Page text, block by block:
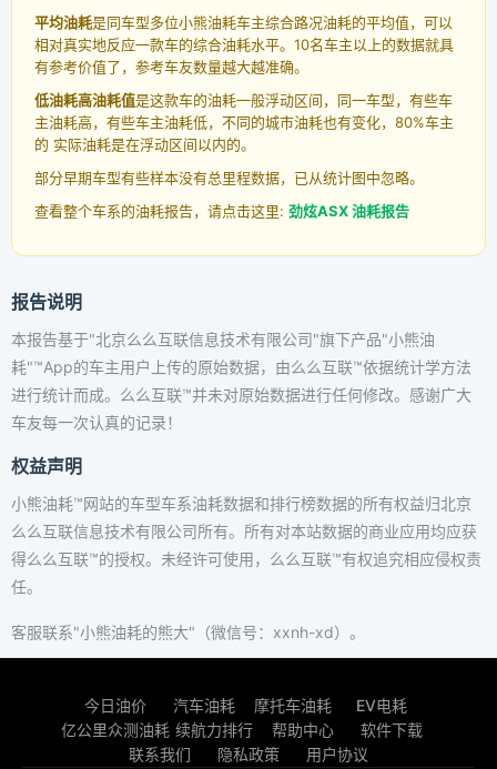
平均油耗是同车型多位小熊油耗车主综合路况油耗的平均值，可以
相对真实地反应一款车的综合油耗水平。10名车主以上的数据就具
有参考价值了，参考车友数量越大越准确。
低油耗高油耗值是这款车的油耗一般浮动区间，同一车型，有些车
主油耗高，有些车主油耗低，不同的城市油耗也有变化，80%车主
的 实际油耗是在浮动区间以内的。
部分早期车型有些样本没有总里程数据，已从统计图中忽略。
查看整个车系的油耗报告，请点击这里: 劲炫ASX 油耗报告
报告说明
本报告基于"北京么么互联信息技术有限公司"旗下产品"小熊油
耗"™App的车主用户上传的原始数据，由么么互联™依据统计学方法
进行统计而成。么么互联™并未对原始数据进行任何修改。感谢广大
车友每一次认真的记录！
权益声明
小熊油耗™网站的车型车系油耗数据和排行榜数据的所有权益归北京
么么互联信息技术有限公司所有。所有对本站数据的商业应用均应获
得么么互联™的授权。未经许可使用，么么互联™有权追究相应侵权责
任。
客服联系"小熊油耗的熊大"（微信号：xxnh-xd）。
今日油价 汽车油耗 摩托车油耗
EV电耗
亿公里众测油耗 续航力排行 帮助中心
软件下载
联系我们
隐私政策 用户协议